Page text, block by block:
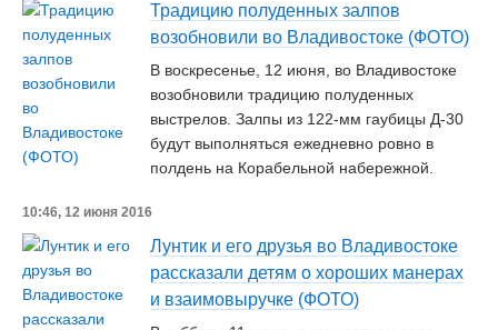
Традицию полуденных залпов
возобновили во Владивостоке (ФОТО)
В воскресенье, 12 июня, во Владивостоке
возобновили традицию полуденных
выстрелов. Залпы из 122-мм гаубицы Д-30
будут выполняться ежедневно ровно в
полдень на Корабельной набережной.
10:46, 12 июня 2016
Лунтик и его друзья во Владивостоке
рассказали детям о хороших манерах
и взаимовыручке (ФОТО)